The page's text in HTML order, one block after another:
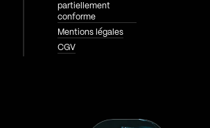
partiellement
conforme
Mentions légales
CGV